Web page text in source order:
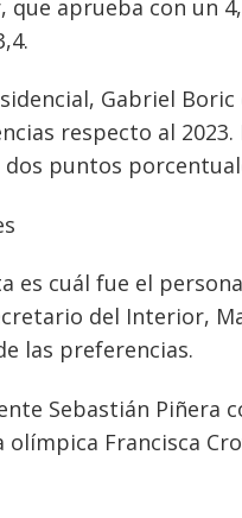
aprueba con un
Gabriel Boric
respecto al
puntos
es cuál fue el
del Interior,
las preferencias.
Sebastián Piñera
Francisca